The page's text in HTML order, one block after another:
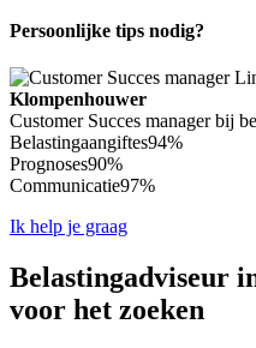
Persoonlijke tips nodig?
Klompenhouwer
Customer Succes manager bij
Belastingaangiftes94%
Prognoses90%
Communicatie97%
Ik help je graag
Belastingadviseur
voor het zoeken